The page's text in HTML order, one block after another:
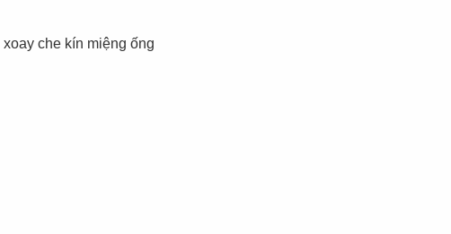
che kín miệng ống